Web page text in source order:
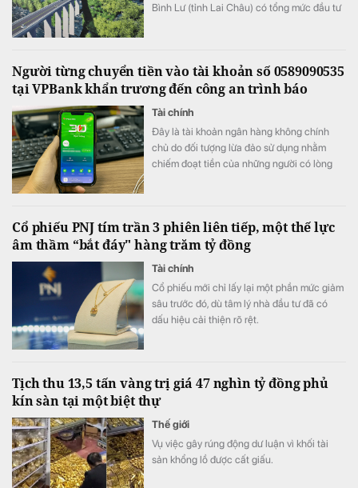
Bình Lư (tỉnh Lai Châu) có tổng mức đầu tư
Người từng chuyển tiền vào tài khoản số 0589090535
tại VPBank khẩn trương đến công an trình báo
Tài chính
Đây là tài khoản ngân hàng không chính
chủ do đối tượng lừa đảo sử dụng nhằm
chiếm đoạt tiền của những người có lòng
Cổ phiếu PNJ tím trần 3 phiên liên tiếp, một thế lực
âm thầm “bắt đáy" hàng trăm tỷ đồng
Tài chính
Cổ phiếu mới chỉ lấy lại một phần mức giảm
sâu trước đó, dù tâm lý nhà đầu tư đã có
dấu hiệu cải thiện rõ rệt.
Tịch thu 13,5 tấn vàng trị giá 47 nghìn tỷ đồng phủ
kín sàn tại một biệt thự
Thế giới
Vụ việc gây rúng động dư luận vì khối tài
sản khổng lồ được cất giấu.